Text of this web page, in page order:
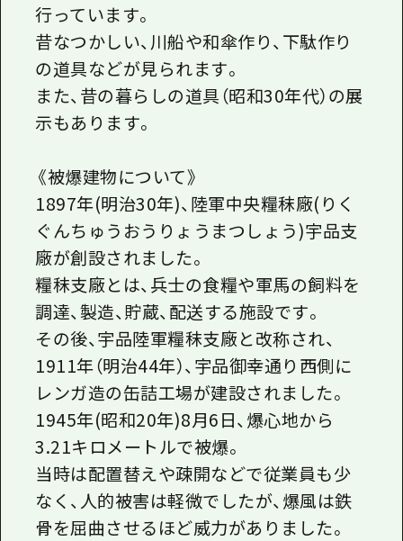
行っています。
昔なつかしい、川船や和傘作り、下駄作り
の道具などが見られます。
また、昔の暮らしの道具（昭和30年代）の展
示もあります。
《被爆建物について》
1897年(明治30年)、陸軍中央糧秣廠(りく
ぐんちゅうおうりょうまつしょう)宇品支
廠が創設されました。
糧秣支廠とは、兵士の食糧や軍馬の飼料を
調達、製造、貯蔵、配送する施設です。
その後、宇品陸軍糧秣支廠と改称され、
1911年（明治44年）、宇品御幸通り西側に
レンガ造の缶詰工場が建設されました。
1945年(昭和20年)8月6日、爆心地から
3.21キロメートルで被爆。
当時は配置替えや疎開などで従業員も少
なく、人的被害は軽微でしたが、爆風は鉄
骨を屈曲させるほど威力がありました。